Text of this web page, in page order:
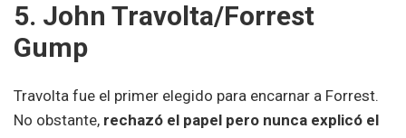
5. John Travolta/Forrest
Gump
Travolta fue el primer elegido para encarnar a Forrest.
No obstante, rechazó el papel pero nunca explicó el